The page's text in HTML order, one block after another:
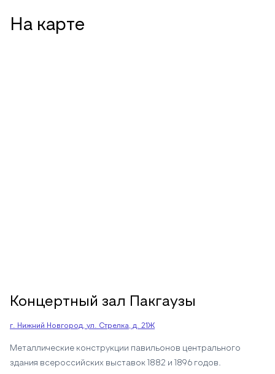
На карте
Концертный зал Пакгаузы
г. Нижний Новгород, ул. Стрелка, д. 21Ж
Металлические конструкции павильонов центрального
здания всероссийских выставок 1882 и 1896 годов.